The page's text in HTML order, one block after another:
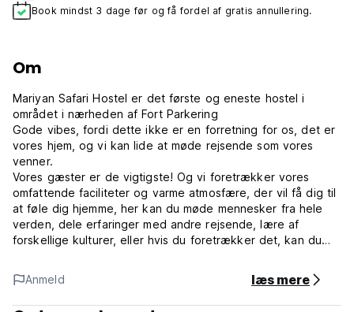
Book mindst 3 dage før og få fordel af gratis annullering.
Om
Mariyan Safari Hostel er det første og eneste hostel i
området i nærheden af ​​Fort Parkering
Gode ​​vibes, fordi dette ikke er en forretning for os, det er
vores hjem, og vi kan lide at møde rejsende som vores
venner.
Vores gæster er de vigtigste! Og vi foretrækker vores
omfattende faciliteter og varme atmosfære, der vil få dig til
at føle dig hjemme, her kan du møde mennesker fra hele
verden, dele erfaringer med andre rejsende, lære af
forskellige kulturer, eller hvis du foretrækker det, kan du
Vi arrangerer fantastiske og autentiske kamelsafarier, som
du vil huske hele dit liv.
Anmeld læs mere